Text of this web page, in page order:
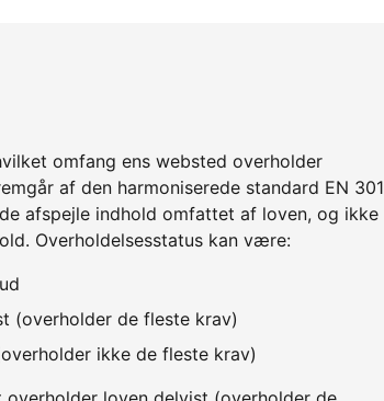
omfang ens websted overholder
af den harmoniserede standard EN 301
afspejle indhold omfattet af loven, og ikke
Overholdelsesstatus kan være:
(overholder de fleste krav)
ikke de fleste krav)